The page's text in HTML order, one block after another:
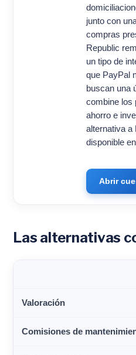
junto con
compras
Republic
un tipo de
que PayPal
buscan una
combine los
ahorro e
alternativa a
disponible
Abrir
Las alternativas
Valoración
Comisiones de